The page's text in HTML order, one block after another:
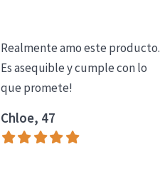
Realmente amo este producto.
Es asequible y cumple con lo
que promete!
Chloe, 47